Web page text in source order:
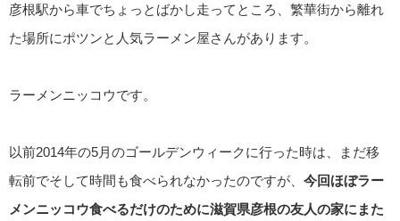
彦根駅から車でちょっとばかし走ってところ、繁華街から離れ
た場所にポツンと人気ラーメン屋さんがあります。
ラーメンニッコウです。
以前2014年の5月のゴールデンウィークに行った時は、まだ移
転前でそして時間も食べられなかったのですが、 今回ほぼラー
メンニッコウ食べるだけのために滋賀県彦根の友人の家にまた